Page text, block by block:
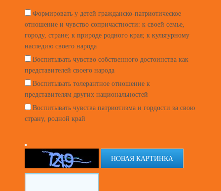
Формировать у детей гражданско-патриотическое
отношение и чувство сопричастности: к своей семье,
городу, стране; к природе родного края; к культурному
наследию своего народа
Воспитывать чувство собственного достоинства как
представителей своего народа
Воспитывать толерантное отношение к
представителям других национальностей
Воспитывать чувства патриотизма и гордости за свою
страну, родной край
НОВАЯ КАРТИНКА